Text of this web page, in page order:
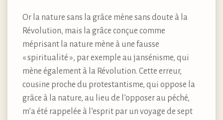
Or la nature sans la grâce mène sans doute à la
Révolution, mais la grâce conçue comme
méprisant la nature mène à une fausse
« spiritualité », par exemple au jansénisme, qui
mène également à la Révolution. Cette erreur,
cousine proche du protestantisme, qui oppose la
grâce à la nature, au lieu de l’opposer au péché,
m’a été rappelée à l’esprit par un voyage de sept